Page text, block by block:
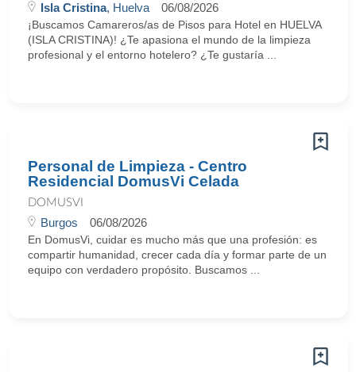
Isla Cristina, Huelva 06/08/2026
¡Buscamos Camareros/as de Pisos para Hotel en HUELVA
(ISLA CRISTINA)! ¿Te apasiona el mundo de la limpieza
profesional y el entorno hotelero? ¿Te gustaría ...
Personal de Limpieza - Centro
Residencial DomusVi Celada
DOMUSVI
Burgos 06/08/2026
En DomusVi, cuidar es mucho más que una profesión: es
compartir humanidad, crecer cada día y formar parte de un
equipo con verdadero propósito. Buscamos ...